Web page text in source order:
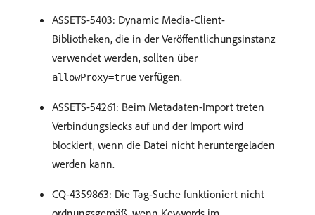
ASSETS-5403: Dynamic Media-Client-
Bibliotheken, die in der Veröffentlichungsinstanz
verwendet werden, sollten über
allowProxy=true verfügen.
ASSETS-54261: Beim Metadaten-Import treten
Verbindungslecks auf und der Import wird
blockiert, wenn die Datei nicht heruntergeladen
werden kann.
CQ-4359863: Die Tag-Suche funktioniert nicht